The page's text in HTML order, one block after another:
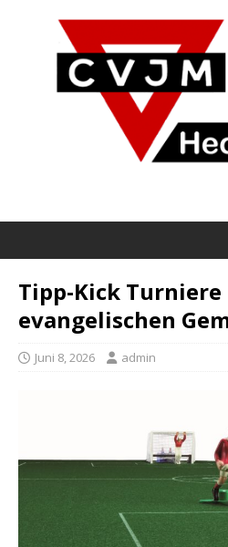
Tipp-Kick Turniere
evangelischen
Juni 8, 2026 admin